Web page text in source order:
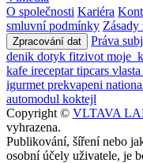
O společnosti Kariéra
smluvní podmínky Zásady
Zpracování dat
Práva
denik dotyk fitzivot
kafe ireceptartipcars vlasta
igurmet prekvapeni
automodul koktejl
Copyright © VLTAVA
vyhrazena.
Publikování, šíření nebo
osobní účely uživatele, je